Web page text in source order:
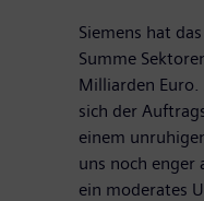
Siemens hat
Summe
Milliarden
sich der
einem
uns noch
ein moderates